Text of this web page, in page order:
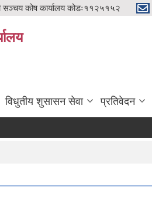
सञ्चय कोष कार्यालय कोडः११२५१५२
विधुतीय शुसासन सेवा प्रतिवेदन